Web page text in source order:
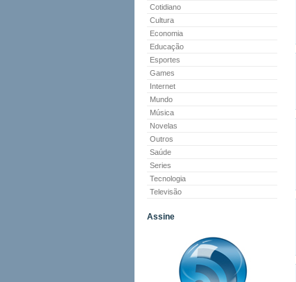
Cotidiano
Cultura
Economia
Educação
Esportes
Games
Internet
Mundo
Música
Novelas
Outros
Saúde
Series
Tecnologia
Televisão
Assine